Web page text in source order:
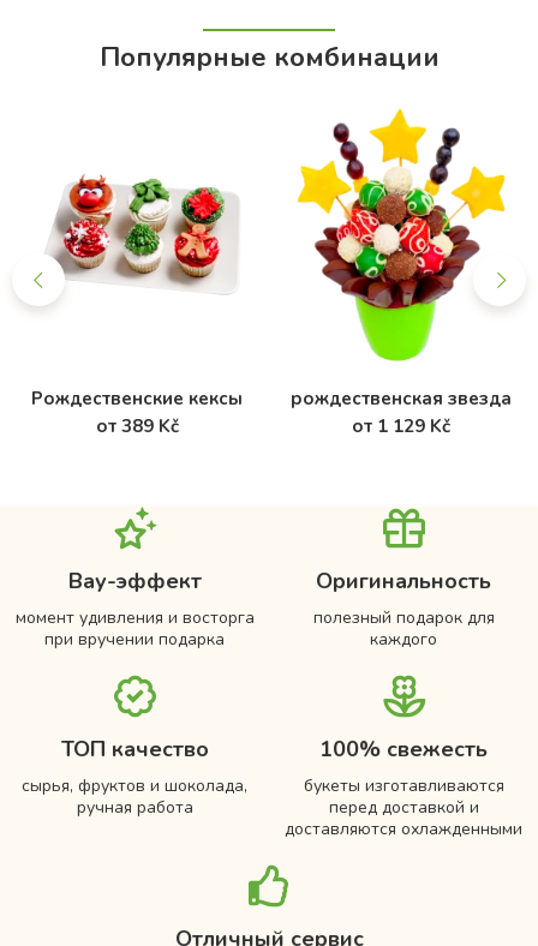
Популярные комбинации
Рождественские кексы
от 389 Kč
рождественская звезда
от 1 129 Kč
Вау-эффект
момент удивления и восторга
при вручении подарка
Оригинальность
полезный подарок для
каждого
ТОП качество
сырья, фруктов и шоколада,
ручная работа
100% свежесть
букеты изготавливаются
перед доставкой и
доставляются охлажденными
Отличный сервис